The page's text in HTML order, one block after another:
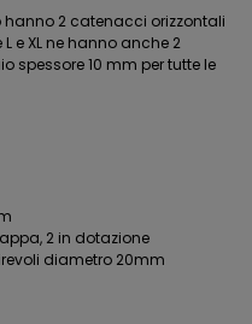
hanno 2 catenacci orizzontali
e XL ne hanno anche 2
spessore 10 mm per tutte le
2 in dotazione
diametro 20mm